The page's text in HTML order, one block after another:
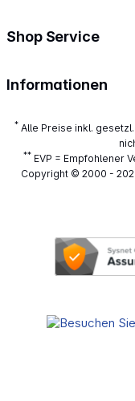
Shop Service
Informationen
* Alle Preise inkl.
**EVP = Empfohlener
Copyright © 2000 -